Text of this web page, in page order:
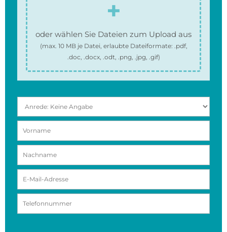
oder wählen Sie Dateien zum Upload aus
(max. 10 MBje Datei, erlaubte Dateiformate: .pdf,
.doc, .docx, .odt, .png, .jpg, .gif)